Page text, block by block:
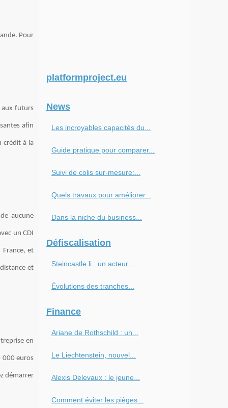
Pour
aux futurs
afin
crédit à la
aucune
un CDI
France, et
et
en
000 euros
démarrer
platformproject.eu
News
Les incroyables capacités du...
Guide pratique pour comparer...
Suivi de colis sur-mesure:...
Quels travaux pour améliorer...
Dans la niche du business...
Défiscalisation
Steincastle.li : un acteur...
Évolutions des tranches...
Finance
Ariane de Rothschild : un...
Le Liechtenstein, nouvel...
Alexis Delevaux : le jeune...
Comment éviter les pièges...